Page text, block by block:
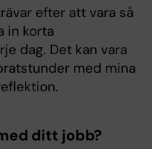
efter att vara så
in korta
dag. Det kan vara
med mina
ditt jobb?